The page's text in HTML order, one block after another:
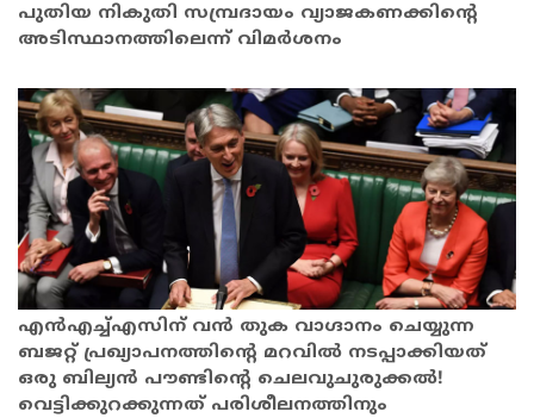
പുതിയ നികുതി സമ്പ്രദായം വ്യാജകണക്കിന്റെ
അടിസ്ഥാനത്തിലെന്ന് വിമര്‍ശനം
എന്‍എച്ച്എസിന് വന്‍ തുക വാഗ്ദാനം ചെയ്യുന്ന
ബജറ്റ് പ്രഖ്യാപനത്തിന്റെ മറവില്‍ നടപ്പാക്കിയത്
ഒരു ബില്യന്‍ പൗണ്ടിന്റെ ചെലവുചുരുക്കല്‍!
വെട്ടിക്കുറക്കുന്നത് പരിശീലനത്തിനും